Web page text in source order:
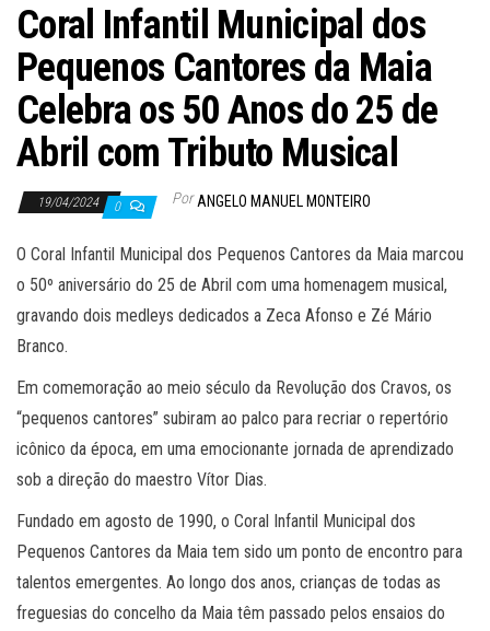
Coral Infantil Municipal dos
Pequenos Cantores da Maia
Celebra os 50 Anos do 25 de
Abril com Tributo Musical
19/04/2024 0 Por ANGELO MANUEL MONTEIRO
O Coral Infantil Municipal dos Pequenos Cantores da Maia marcou
o 50º aniversário do 25 de Abril com uma homenagem musical,
gravando dois medleys dedicados a Zeca Afonso e Zé Mário
Branco.
Em comemoração ao meio século da Revolução dos Cravos, os
“pequenos cantores” subiram ao palco para recriar o repertório
icônico da época, em uma emocionante jornada de aprendizado
sob a direção do maestro Vítor Dias.
Fundado em agosto de 1990, o Coral Infantil Municipal dos
Pequenos Cantores da Maia tem sido um ponto de encontro para
talentos emergentes. Ao longo dos anos, crianças de todas as
freguesias do concelho da Maia têm passado pelos ensaios do